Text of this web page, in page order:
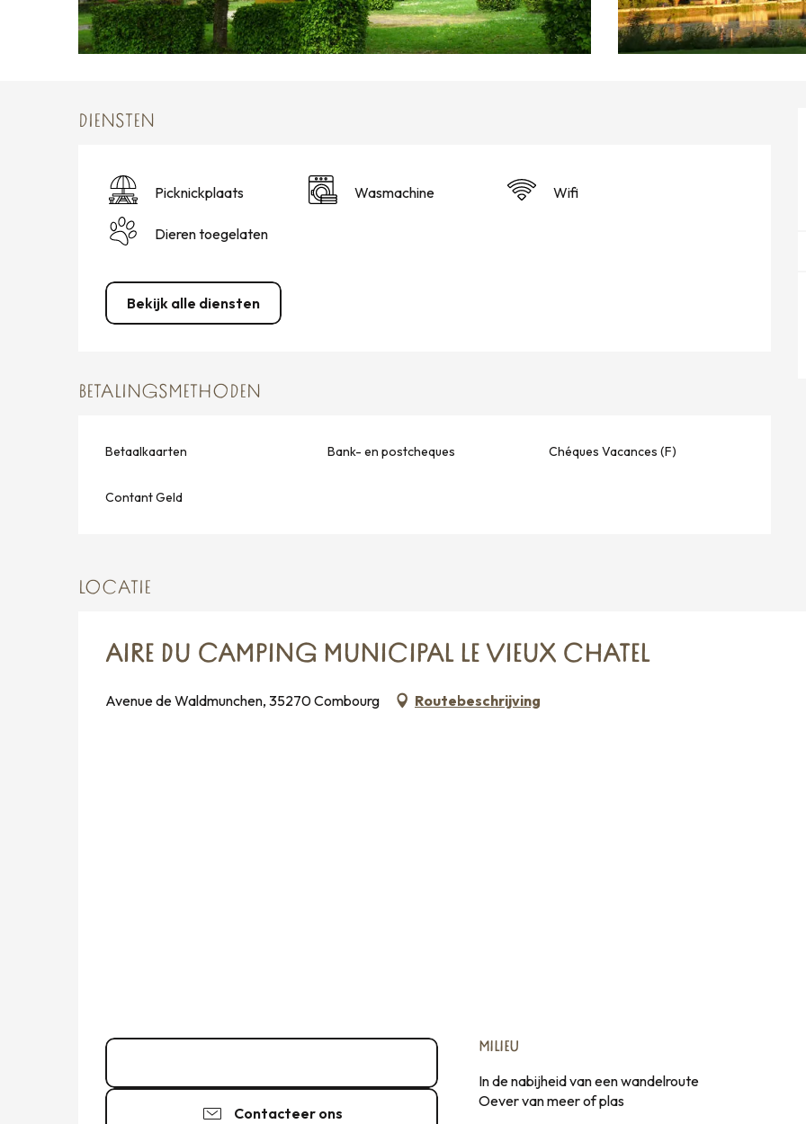
DIENSTEN
Picknickplaats Wasmachine Wifi
Dieren toegelaten
Bekijk alle diensten
BETALINGSMETHODEN
Betaalkaarten Bank- en postcheques Chéques Vacances (F)
Contant Geld
LOCATIE
AIRE DU CAMPING MUNICIPAL LE VIEUX CHATEL
Avenue de Waldmunchen, 35270 Combourg Routebeschrijving
Contacteer ons
MILIEU
MILIEU
In de nabijheid van een wandelroute
Oever van meer of plas